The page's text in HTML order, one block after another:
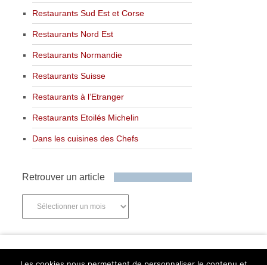
Restaurants Sud Est et Corse
Restaurants Nord Est
Restaurants Normandie
Restaurants Suisse
Restaurants à l’Etranger
Restaurants Etoilés Michelin
Dans les cuisines des Chefs
Retrouver un article